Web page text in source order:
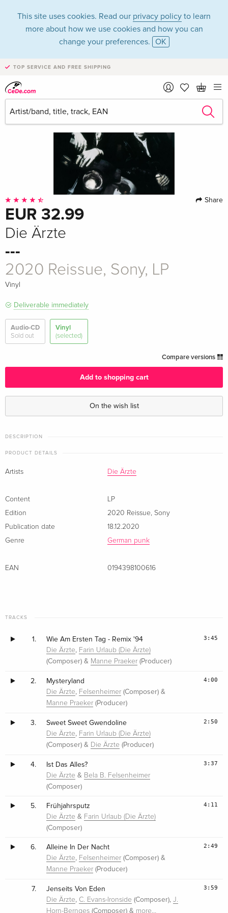
This site uses cookies. Read our privacy policy to learn
more about how we use cookies and how you can
change your preferences. OK
TOP SERVICE AND FREE SHIPPING
Share
EUR 32.99
Die Ärzte
---
2020 Reissue, Sony, LP
Vinyl
Deliverable immediately
Audio-CD
Sold out
Vinyl
(selected)
Compare versions
Add to shopping cart
On the wish list
DESCRIPTION
PRODUCT DETAILS
Artists Die Ärzte
Content
LP
Edition
2020 Reissue, Sony
Publication date
18.12.2020
Genre
German punk
EAN 0194398100616
TRACKS
1. Wie Am Ersten Tag - Remix '94
Die Ärzte, Farin Urlaub (Die Ärzte)
(Composer) & Manne Praeker (Producer)
3:45
2. Mysteryland
Die Ärzte, Felsenheimer (Composer) &
Manne Praeker (Producer)
4:00
3. Sweet Sweet Gwendoline
Die Ärzte, Farin Urlaub (Die Ärzte)
(Composer) & Die Ärzte (Producer)
2:50
4. Ist Das Alles?
Die Ärzte & Bela B. Felsenheimer
(Composer)
3:37
5. Frühjahrsputz
Die Ärzte & Farin Urlaub (Die Ärzte)
(Composer)
4:11
6. Alleine In Der Nacht
Die Ärzte, Felsenheimer (Composer) &
Manne Praeker (Producer)
2:49
7. Jenseits Von Eden
Die Ärzte, C. Evans-Ironside (Composer),J.
Horn-Bernges (Composer) & more…
3:59